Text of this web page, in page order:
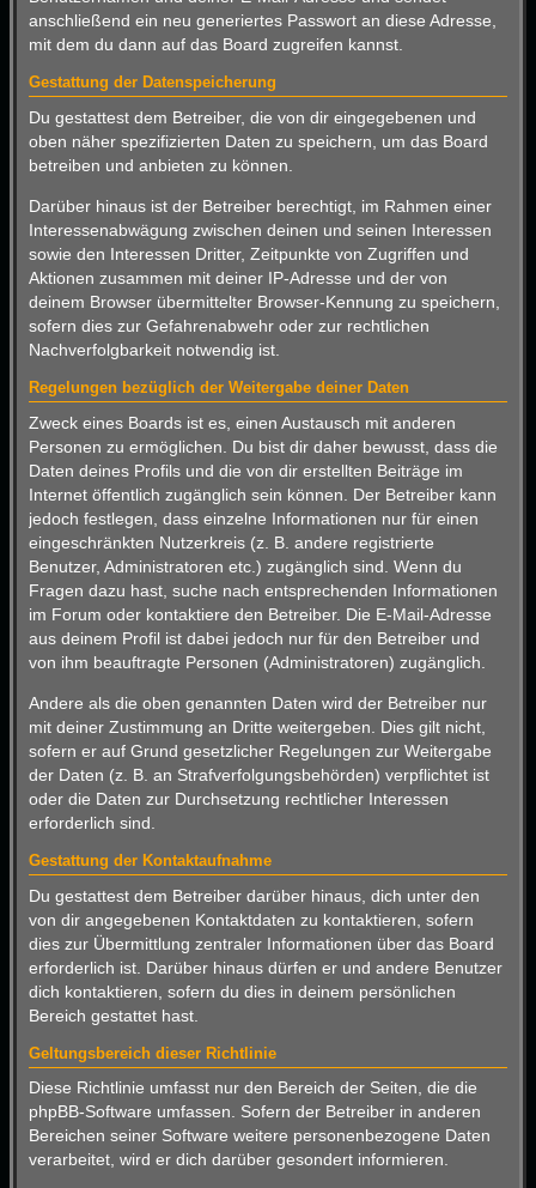
anschließend ein neu generiertes Passwort an diese Adresse,
mit dem du dann auf das Board zugreifen kannst.
Gestattung der Datenspeicherung
Du gestattest dem Betreiber, die von dir eingegebenen und
oben näher spezifizierten Daten zu speichern, um das Board
betreiben und anbieten zu können.
Darüber hinaus ist der Betreiber berechtigt, im Rahmen einer
Interessenabwägung zwischen deinen und seinen Interessen
sowie den Interessen Dritter, Zeitpunkte von Zugriffen und
Aktionen zusammen mit deiner IP-Adresse und der von
deinem Browser übermittelter Browser-Kennung zu speichern,
sofern dies zur Gefahrenabwehr oder zur rechtlichen
Nachverfolgbarkeit notwendig ist.
Regelungen bezüglich der Weitergabe deiner Daten
Zweck eines Boards ist es, einen Austausch mit anderen
Personen zu ermöglichen. Du bist dir daher bewusst, dass die
Daten deines Profils und die von dir erstellten Beiträge im
Internet öffentlich zugänglich sein können. Der Betreiber kann
jedoch festlegen, dass einzelne Informationen nur für einen
eingeschränkten Nutzerkreis (z. B. andere registrierte
Benutzer, Administratoren etc.) zugänglich sind. Wenn du
Fragen dazu hast, suche nach entsprechenden Informationen
im Forum oder kontaktiere den Betreiber. Die E-Mail-Adresse
aus deinem Profil ist dabei jedoch nur für den Betreiber und
von ihm beauftragte Personen (Administratoren) zugänglich.
Andere als die oben genannten Daten wird der Betreiber nur
mit deiner Zustimmung an Dritte weitergeben. Dies gilt nicht,
sofern er auf Grund gesetzlicher Regelungen zur Weitergabe
der Daten (z. B. an Strafverfolgungsbehörden) verpflichtet ist
oder die Daten zur Durchsetzung rechtlicher Interessen
erforderlich sind.
Gestattung der Kontaktaufnahme
Du gestattest dem Betreiber darüber hinaus, dich unter den
von dir angegebenen Kontaktdaten zu kontaktieren, sofern
dies zur Übermittlung zentraler Informationen über das Board
erforderlich ist. Darüber hinaus dürfen er und andere Benutzer
dich kontaktieren, sofern du dies in deinem persönlichen
Bereich gestattet hast.
Geltungsbereich dieser Richtlinie
Diese Richtlinie umfasst nur den Bereich der Seiten, die die
phpBB-Software umfassen. Sofern der Betreiber in anderen
Bereichen seiner Software weitere personenbezogene Daten
verarbeitet, wird er dich darüber gesondert informieren.